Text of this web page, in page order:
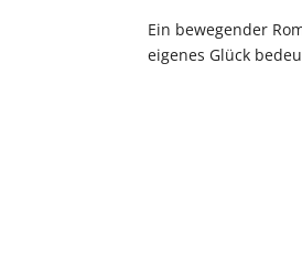
Ein bewegender
eigenes Glück